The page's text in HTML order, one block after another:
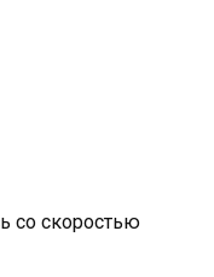
со скоростью